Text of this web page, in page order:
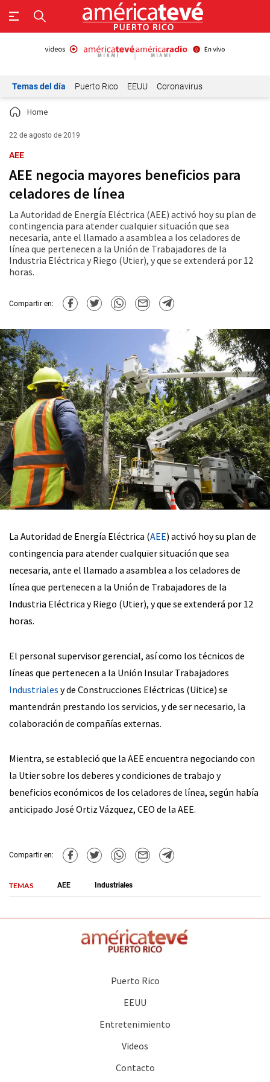
Temas del día Puerto Rico EEUU Coronavirus
Home
22 de agosto de 2019
AEE
AEE negocia mayores beneficios para
celadores de línea
La Autoridad de Energía Eléctrica (AEE) activó hoy su plan de
contingencia para atender cualquier situación que sea
necesaria, ante el llamado a asamblea a los celadores de
línea que pertenecen a la Unión de Trabajadores de la
Industria Eléctrica y Riego (Utier), y que se extenderá por 12
horas.
Compartir en:
La Autoridad de Energía Eléctrica (AEE) activó hoy su plan de
contingencia para atender cualquier situación que sea
necesaria, ante el llamado a asamblea a los celadores de
línea que pertenecen a la Unión de Trabajadores de la
Industria Eléctrica y Riego (Utier), y que se extenderá por 12
horas.
El personal supervisor gerencial, así como los técnicos de
líneas que pertenecen a la Unión Insular Trabajadores
Industriales y de Construcciones Eléctricas (Uitice) se
mantendrán prestando los servicios, y de ser necesario, la
colaboración de compañías externas.
Mientra, se estableció que la AEE encuentra negociando con
la Utier sobre los deberes y condiciones de trabajo y
beneficios económicos de los celadores de línea, según había
anticipado José Ortiz Vázquez, CEO de la AEE.
Compartir en:
TEMAS AEE Industriales
Puerto Rico
EEUU
Entretenimiento
Videos
Contacto